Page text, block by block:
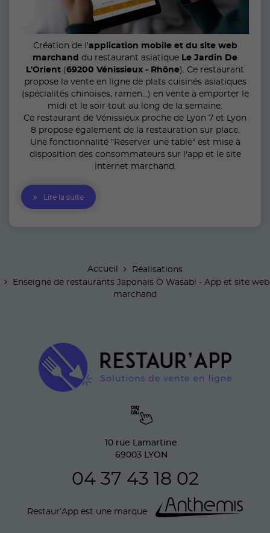
Création de l'application mobile et du site web
marchand du restaurant asiatique Le Jardin De
L'Orient (69200 Vénissieux - Rhône). Ce restaurant
propose la vente en ligne de plats cuisinés asiatiques
(spécialités chinoises, ramen...) en vente à emporter le
midi et le soir tout au long de la semaine.
Ce restaurant de Vénissieux proche de Lyon 7 et Lyon
8 propose également de la restauration sur place.
Une fonctionnalité "Réserver une table" est mise à
disposition des consommateurs sur l'app et le site
internet marchand.
Lire la suite
Accueil
Réalisations
Enseigne de restaurants Japonais Ô Wasabi - App et site web
marchand
10 rue Lamartine
69003 LYON
04 37 43 18 02
Restaur’App est une marque